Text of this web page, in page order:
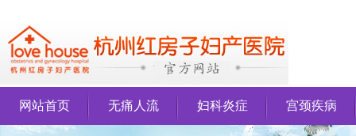
网站首页 无痛人流 妇科炎症 宫颈疾病